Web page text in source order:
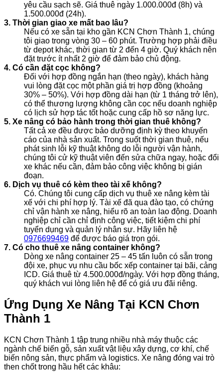
yêu cầu sạch sẽ. Giá thuê ngày 1.000.000đ (8h) và
1.500.000đ (24h).
3. Thời gian giao xe mất bao lâu?
Nếu có xe sẵn tại kho gần KCN Chơn Thành 1, chúng
tôi giao trong vòng 30 – 60 phút. Trường hợp phải điều
từ depot khác, thời gian từ 2 đến 4 giờ. Quý khách nên
đặt trước ít nhất 2 giờ để đảm bảo chủ động.
4. Có cần đặt cọc không?
Đối với hợp đồng ngắn hạn (theo ngày), khách hàng
vui lòng đặt cọc một phần giá trị hợp đồng (khoảng
30% – 50%). Với hợp đồng dài hạn (từ 1 tháng trở lên),
có thể thương lượng không cần cọc nếu doanh nghiệp
có lịch sử hợp tác tốt hoặc cung cấp hồ sơ năng lực.
5. Xe nâng có bảo hành trong thời gian thuê không?
Tất cả xe đều được bảo dưỡng định kỳ theo khuyến
cáo của nhà sản xuất. Trong suốt thời gian thuê, nếu
phát sinh lỗi kỹ thuật không do lỗi người vận hành,
chúng tôi cử kỹ thuật viên đến sửa chữa ngay, hoặc đổi
xe khác nếu cần, đảm bảo công việc không bị gián
đoạn.
6. Dịch vụ thuê có kèm theo tài xế không?
Có. Chúng tôi cung cấp dịch vụ thuê xe nâng kèm tài
xế với chi phí hợp lý. Tài xế đã qua đào tạo, có chứng
chỉ vận hành xe nâng, hiểu rõ an toàn lao động. Doanh
nghiệp chỉ cần chỉ định công việc, tiết kiệm chi phí
tuyển dụng và quản lý nhân sự. Hãy liên hệ
0976699469 để được báo giá trọn gói.
7. Có cho thuê xe nâng container không?
Dòng xe nâng container 25 – 45 tấn luôn có sẵn trong
đội xe, phục vụ nhu cầu bốc xếp container tại bãi, cảng
ICD. Giá thuê từ 4.500.000đ/ngày. Với hợp đồng tháng,
quý khách vui lòng liên hệ để có giá ưu đãi riêng.
Ứng Dụng Xe Nâng Tại KCN Chơn
Thành 1
KCN Chơn Thành 1 tập trung nhiều nhà máy thuộc các
ngành chế biến gỗ, sản xuất vật liệu xây dựng, cơ khí, chế
biến nông sản, thực phẩm và logistics. Xe nâng đóng vai trò
then chốt trong hầu hết các khâu: